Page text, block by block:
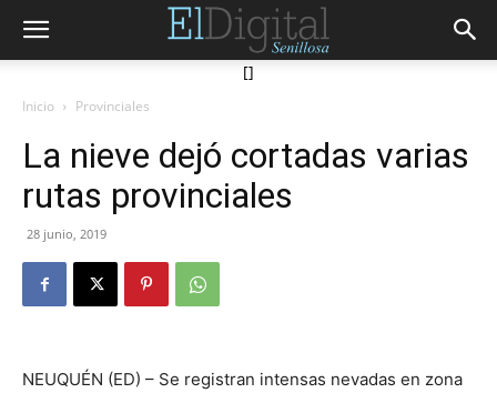
[]
Inicio Provinciales
La nieve dejó cortadas varias
rutas provinciales
28 junio, 2019
NEUQUÉN (ED) – Se registran intensas nevadas en zona